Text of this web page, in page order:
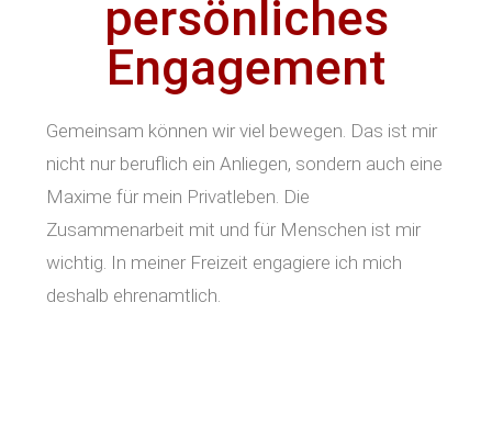
persönliches
Engagement
Gemeinsam können wir viel bewegen. Das ist mir
nicht nur beruflich ein Anliegen, sondern auch eine
Maxime für mein Privatleben. Die
Zusammenarbeit mit und für Menschen ist mir
wichtig. In meiner Freizeit engagiere ich mich
deshalb ehrenamtlich.